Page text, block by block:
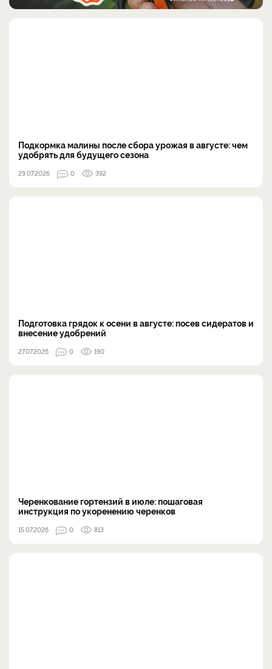
Подкормка малины после сбора урожая в августе: чем
удобрять для будущего сезона
29.07.2026 0 392
Подготовка грядок к осени в августе: посев сидератов и
внесение удобрений
27.07.2026 0 190
Черенкование гортензий в июле: пошаговая
инструкция по укоренению черенков
15.07.2026 0 813